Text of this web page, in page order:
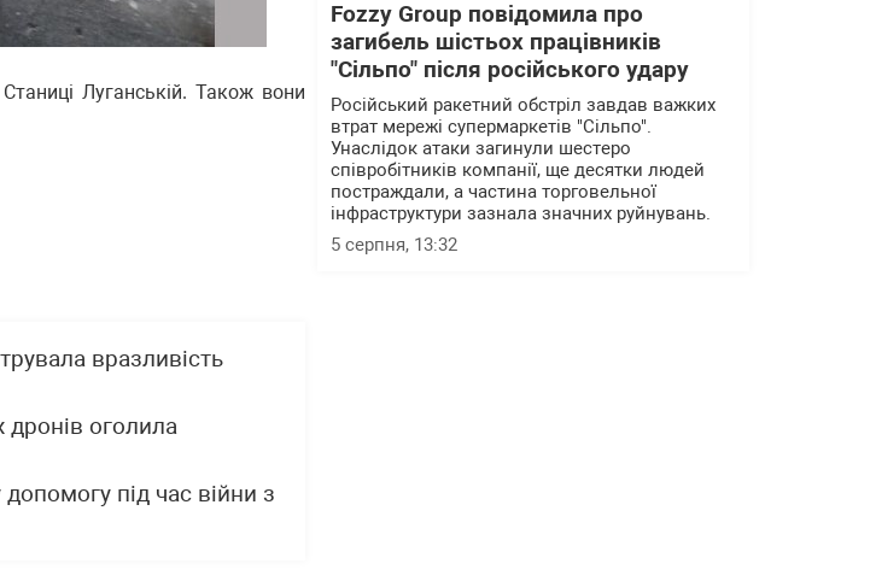
Луганській. Також вони
вразливість
дронів оголила
під час війни з
Fozzy Group повідомила про
загибель шістьох працівників
"Сільпо" після російського удару
Російський ракетний обстріл завдав важких
втрат мережі супермаркетів "Сільпо".
Унаслідок атаки загинули шестеро
співробітників компанії, ще десятки людей
постраждали, а частина торговельної
інфраструктури зазнала значних руйнувань.
5 серпня, 13:32